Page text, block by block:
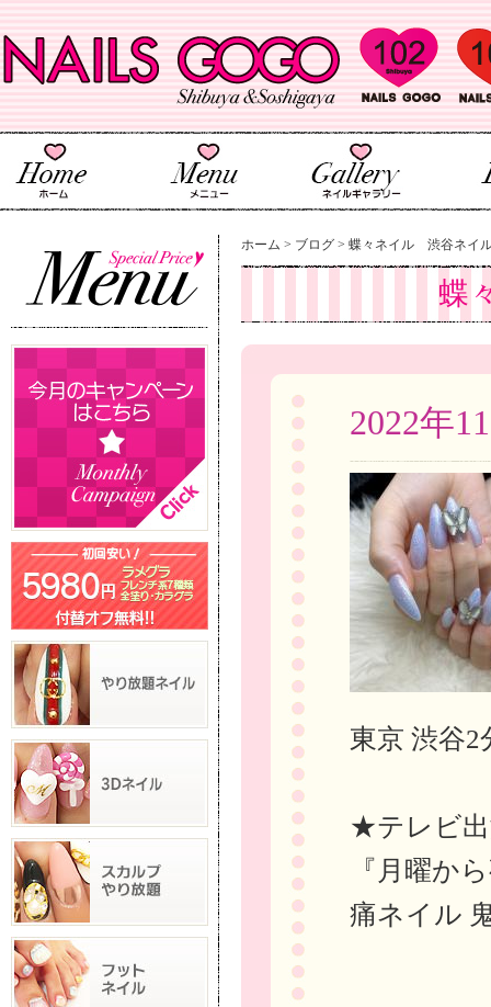
ホーム > ブログ > 蝶々ネイル 渋谷ネイ
蝶
2022年
東京 渋谷
★テレビ
『月曜か
痛ネイル